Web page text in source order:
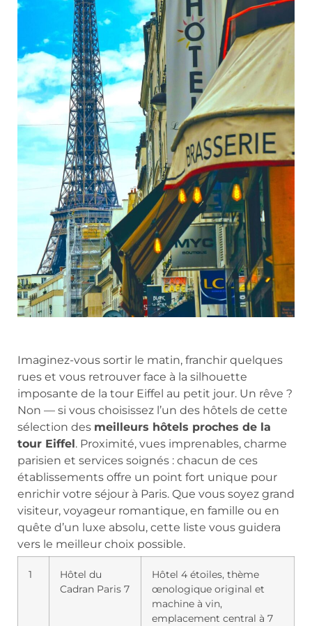
Imaginez-vous sortir le matin, franchir quelques
rues et vous retrouver face à la silhouette
imposante de la tour Eiffel au petit jour. Un rêve ?
Non — si vous choisissez l’un des hôtels de cette
sélection des meilleurs hôtels proches de la
tour Eiffel. Proximité, vues imprenables, charme
parisien et services soignés : chacun de ces
établissements offre un point fort unique pour
enrichir votre séjour à Paris. Que vous soyez grand
visiteur, voyageur romantique, en famille ou en
quête d’un luxe absolu, cette liste vous guidera
vers le meilleur choix possible.
1
Hôtel du
Cadran Paris 7
Hôtel 4 étoiles, thème
œnologique original et
machine à vin,
emplacement central à 7